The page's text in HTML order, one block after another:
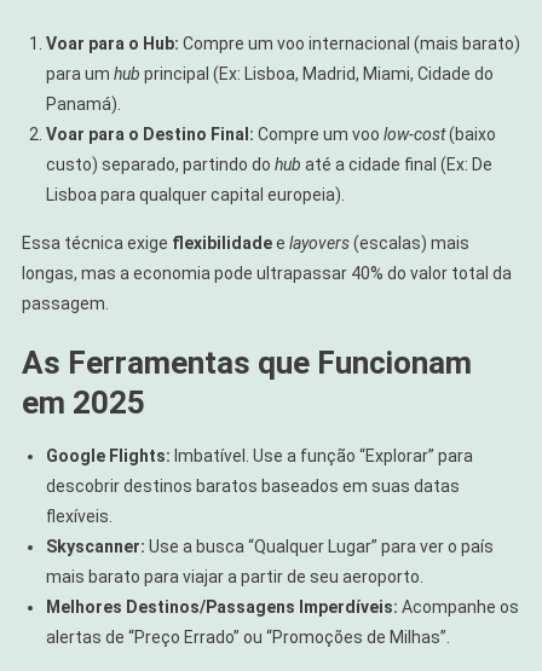
Voar para o Hub: Compre um voo internacional (mais barato)
para um hub principal (Ex: Lisboa, Madrid, Miami, Cidade do
Panamá).
Voar para o Destino Final: Compre um voo low-cost(baixo
custo) separado, partindo do hub até a cidade final (Ex: De
Lisboa para qualquer capital europeia).
Essa técnica exige flexibilidadee layovers(escalas) mais
longas, mas a economia pode ultrapassar 40% do valor total da
passagem.
As Ferramentas que Funcionam
em 2025
Google Flights: Imbatível. Use a função “Explorar” para
descobrir destinos baratos baseados em suas datas
flexíveis.
Skyscanner: Use a busca “Qualquer Lugar” para ver o país
mais barato para viajar a partir de seu aeroporto.
Melhores Destinos/Passagens Imperdíveis: Acompanhe os
alertas de “Preço Errado” ou “Promoções de Milhas”.